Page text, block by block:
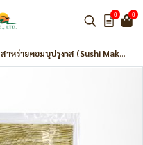
0 0
สาหร่ายคอมบุปรุงรส (Sushi Maki Konbu) แบรนด์ Yamato Takahash